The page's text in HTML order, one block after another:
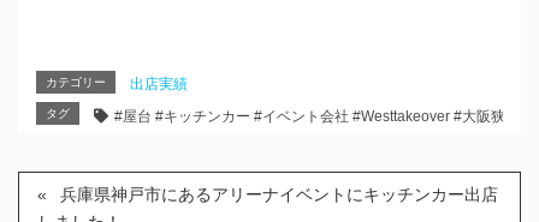
カテゴリー 出店実績
タグ #屋台 #キッチンカー #イベント会社 #Westtakeover #大阪狭山
兵庫県神戸市にあるアリーナイベントにキッチンカー出店